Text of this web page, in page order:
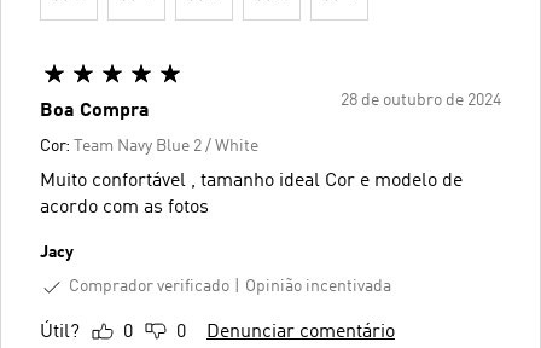
28 de outubro de 2024
Boa Compra
Cor: Team Navy Blue 2 / White
Muito confortável , tamanho ideal Cor e modelo de
acordo com as fotos
Jacy
Comprador verificado
Opinião incentivada
Útil? 0 0 Denunciar comentário